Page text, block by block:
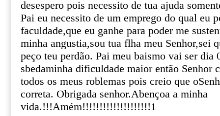
desespero pois necessito de tua ajuda
Pai eu necessito de um emprego do qual eu
faculdade,que eu ganhe para poder me
minha angustia,sou tua flha meu Senhor,sei
peço teu perdão. Pai meu baismo vai ser dia
sbedaminha dificuldade maior então Senhor
todos os meus roblemas pois creio que
correta. Obrigada senhor.Abençoa a minha
vida.!!!Amém!!!!!!!!!!!!!!!!!!!!1